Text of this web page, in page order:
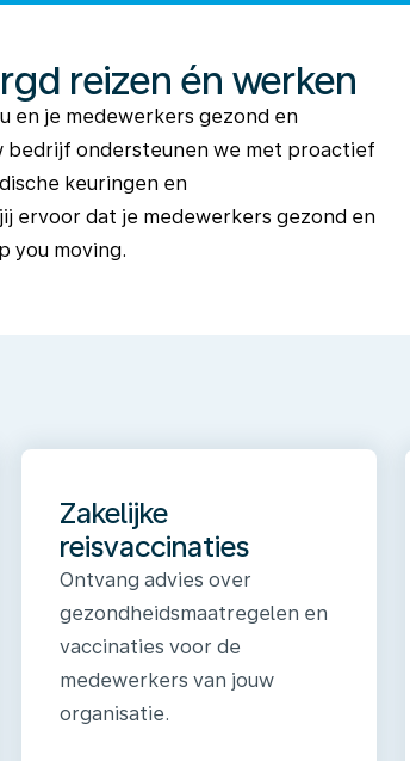
reizen én werken
en je medewerkers gezond en
bedrijf ondersteunen we met proactief
keuringen en
ervoor dat je medewerkers gezond en
you moving.
Zakelijke
reisvaccinaties
Ontvang advies over
gezondheidsmaatregelen en
vaccinaties voor de
medewerkers van jouw
organisatie.